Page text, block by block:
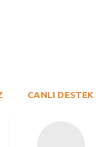
bulunuyor.
CANLI DESTEK